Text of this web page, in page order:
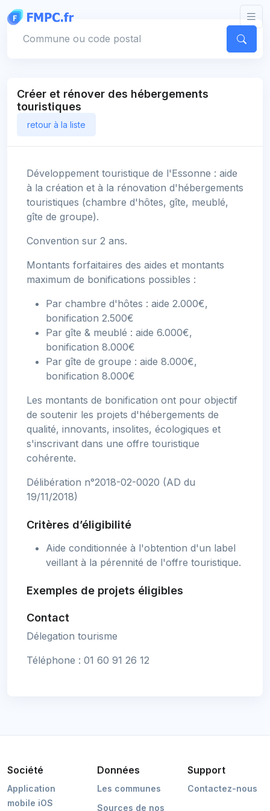
Créer et rénover des hébergements
touristiques
retour à la liste
Développement touristique de l'Essonne : aide
à la création et à la rénovation d'hébergements
touristiques (chambre d'hôtes, gîte, meublé,
gîte de groupe).
Convention sur 2 ans.
Montants forfaitaires des aides et montants
maximum de bonifications possibles :
Par chambre d'hôtes : aide 2.000€,
bonification 2.500€
Par gîte & meublé : aide 6.000€,
bonification 8.000€
Par gîte de groupe : aide 8.000€,
bonification 8.000€
Les montants de bonification ont pour objectif
de soutenir les projets d'hébergements de
qualité, innovants, insolites, écologiques et
s'inscrivant dans une offre touristique
cohérente.
Délibération n°2018-02-0020 (AD du
19/11/2018)
Critères d’éligibilité
Aide conditionnée à l'obtention d'un label
veillant à la pérennité de l'offre touristique.
Exemples de projets éligibles
Contact
Délegation tourisme
Téléphone : 01 60 91 26 12
Société
Application
mobile iOS
Données
Les communes
Sources de nos
Support
Contactez-nous
Panneau de gestion des cookies